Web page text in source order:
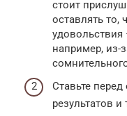
стоит
оставлять то,
например, из-
Ставьте перед
результатов